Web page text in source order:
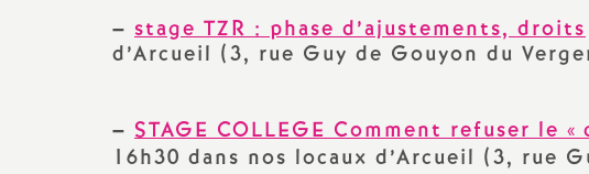
– stage TZR : phase d’ajustements, droits
d’Arcueil (3, rue Guy de Gouyon du
– STAGE COLLEGE Comment refuser le «
16h30 dans nos locaux d’Arcueil (3, rue